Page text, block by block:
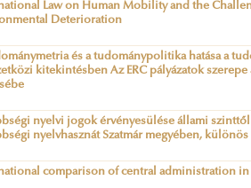
Law on Human Mobility and the
Deterioration
és a tudománypolitika hatása a
kitekintésben Az ERC pályázatok
nyelvi jogok érvényesülése állami
nyelvhasznát Szatmár megyében,
comparison of central administration